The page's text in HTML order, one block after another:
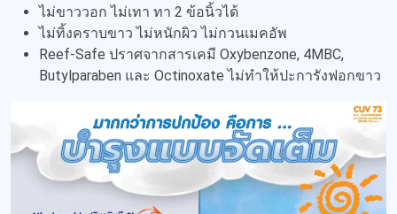
ไม่ขาววอก ไม่เทา ทา 2 ข้อนิ้วได้
ไม่ทิ้งคราบขาว ไม่หนักผิว ไม่กวนเมคอัพ
Reef-Safe ปราศจากสารเคมี Oxybenzone, 4MBC,
Butylparaben และ Octinoxate ไม่ทำให้ปะการังฟอกขาว